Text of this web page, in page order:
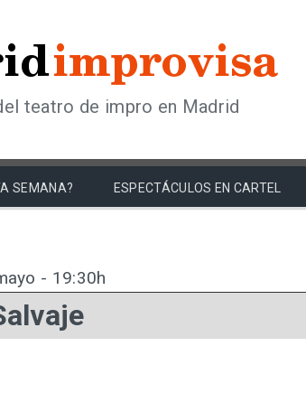
teatro de impro en Madrid
SEMANA? ESPECTÁCULOS EN CARTEL
- 19:30h